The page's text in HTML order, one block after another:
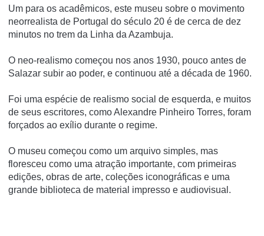
Um para os acadêmicos, este museu sobre o movimento
neorrealista de Portugal do século 20 é de cerca de dez
minutos no trem da Linha da Azambuja.
O neo-realismo começou nos anos 1930, pouco antes de
Salazar subir ao poder, e continuou até a década de 1960.
Foi uma espécie de realismo social de esquerda, e muitos
de seus escritores, como Alexandre Pinheiro Torres, foram
forçados ao exílio durante o regime.
O museu começou como um arquivo simples, mas
floresceu como uma atração importante, com primeiras
edições, obras de arte, coleções iconográficas e uma
grande biblioteca de material impresso e audiovisual.